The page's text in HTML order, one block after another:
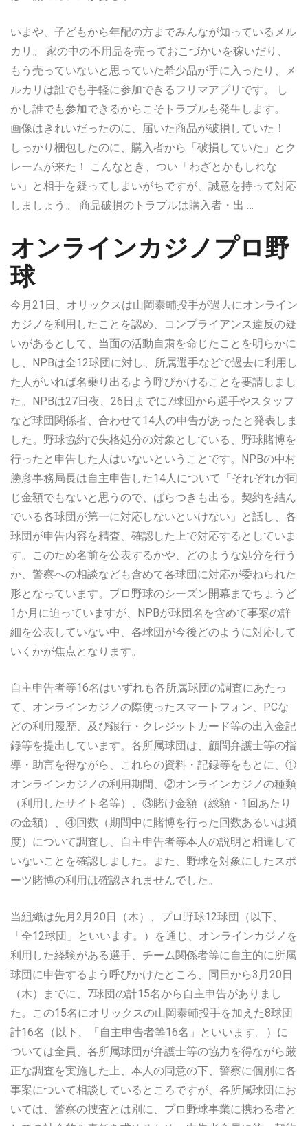
いまや、子どもから年配の方までみんなが知っているメル
カリ。 家の中の不用品を売っておこづかいを稼いだり、
もう売っていないと思っていた希少品が手に入ったり、メ
ルカリは誰でも手軽に参加できるフリマアプリです。 し
かし誰でも参加できるからこそトラブルも発生します。
画像はきれいだったのに、届いた商品が破損していた！
しっかり梱包したのに、購入者から「破損していた」とク
レームが来た！ こんなとき、つい「わざとかもしれな
い」と相手を疑ってしまいがちですが、誠意を持って対応
しましょう。 商品破損のトラブルは購入者・出 …
オンラインカジノプロ野
球
今月21日、オリックスは山岡泰輔投手が過去にオンライン
カジノを利用したことを認め、コンプライアンス違反の疑
いがあるとして、当面の活動自粛を命じたことを明らかに
し、NPBは全12球団に対し、所属選手などで過去に利用し
た人がいれば名乗り出るよう呼びかけることを要請しまし
た。NPBは27日夜、26日までに7球団から選手やスタッフ
など球団関係者、合わせて14人の申告があったと発表しま
した。野球協約で失格処分の対象としている、野球賭博を
行ったと申告した人はいないということです。NPBの中村
勝彦事務局長は自主申告した14人について「それぞれが同
じ金額でもないと思うので、ばらつきも出る。契約を結ん
でいる各球団が第一に対応しないといけない」と話し、各
球団が申告内容を精査、確認した上で対応するとしていま
す。このため名前を公表するかや、どのような処分を行う
か、警察への相談なども含めて各球団に対応が委ねられた
形となっています。プロ野球のシーズン開幕までちょうど
1か月に迫っていますが、NPBが球団名を含めて事案の詳
細を公表していない中、各球団が今後どのように対応して
いくかが焦点となります。
自主申告者等16名はいずれも各所属球団の調査にあたっ
て、オンラインカジノの際使ったスマートフォン、PCな
どの利用履歴、及び銀行・クレジットカード等の出入金記
録等を提出しています。各所属球団は、顧問弁護士等の指
導・助言を得ながら、これらの資料・記録等をもとに、①
オンラインカジノの利用期間、②オンラインカジノの種類
（利用したサイト名等）、③賭け金額（総額・1回あたり
の金額）、④回数（期間中に賭博を行った回数あるいは頻
度）について調査し、自主申告者等本人の説明と相違して
いないことを確認しました。また、野球を対象にしたスポ
ーツ賭博の利用は確認されませんでした。
当組織は先月2月20日（木）、プロ野球12球団（以下、
「全12球団」といいます。）を通じ、オンラインカジノを
利用した経験がある選手、チーム関係者等に自主的に所属
球団に申告するよう呼びかけたところ、同日から3月20日
（木）までに、7球団の計15名から自主申告がありまし
た。この15名にオリックスの山岡泰輔投手を加えた8球団
計16名（以下、「自主申告者等16名」といいます。）に
ついては全員、各所属球団が弁護士等の協力を得ながら厳
正な調査を実施した上、本人の同意の下、警察に個別に各
事案について相談しているところですが、各所属球団にお
いては、警察の捜査とは別に、プロ野球事業に携わる者と